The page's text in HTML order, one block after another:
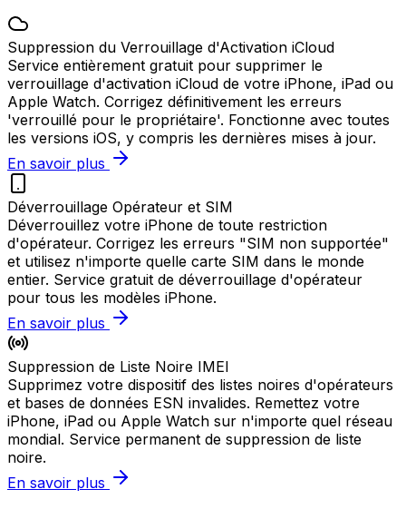
Suppression du Verrouillage d'Activation iCloud
Service entièrement gratuit pour supprimer le
verrouillage d'activation iCloud de votre iPhone, iPad ou
Apple Watch. Corrigez définitivement les erreurs
'verrouillé pour le propriétaire'. Fonctionne avec toutes
les versions iOS, y compris les dernières mises à jour.
En savoir plus
Déverrouillage Opérateur et SIM
Déverrouillez votre iPhone de toute restriction
d'opérateur. Corrigez les erreurs "SIM non supportée"
et utilisez n'importe quelle carte SIM dans le monde
entier. Service gratuit de déverrouillage d'opérateur
pour tous les modèles iPhone.
En savoir plus
Suppression de Liste Noire IMEI
Supprimez votre dispositif des listes noires d'opérateurs
et bases de données ESN invalides. Remettez votre
iPhone, iPad ou Apple Watch sur n'importe quel réseau
mondial. Service permanent de suppression de liste
noire.
En savoir plus